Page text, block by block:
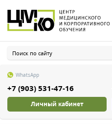
WhatsApp
+7 (903) 531-47-16
Личный кабинет